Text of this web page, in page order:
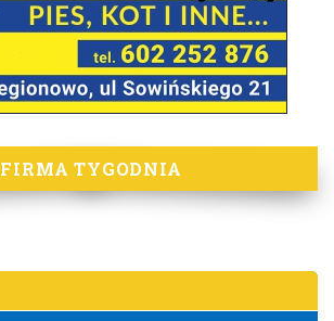
FIRMA TYGODNIA